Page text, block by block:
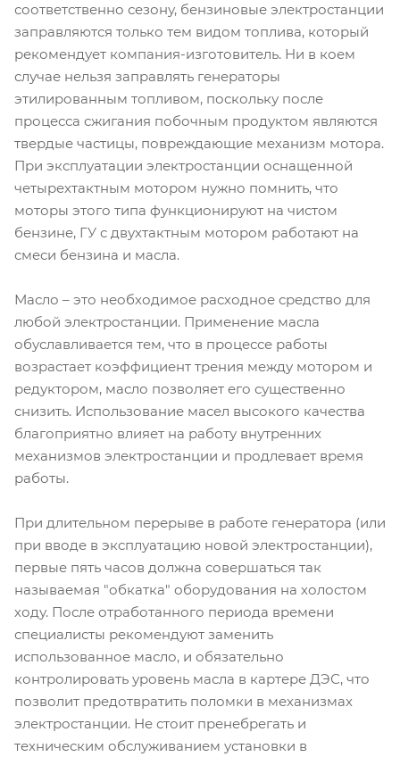
соответственно сезону, бензиновые электростанции
заправляются только тем видом топлива, который
рекомендует компания-изготовитель. Ни в коем
случае нельзя заправлять генераторы
этилированным топливом, поскольку после
процесса сжигания побочным продуктом являются
твердые частицы, повреждающие механизм мотора.
При эксплуатации электростанции оснащенной
четырехтактным мотором нужно помнить, что
моторы этого типа функционируют на чистом
бензине, ГУ с двухтактным мотором работают на
смеси бензина и масла.
Масло – это необходимое расходное средство для
любой электростанции. Применение масла
обуславливается тем, что в процессе работы
возрастает коэффициент трения между мотором и
редуктором, масло позволяет его существенно
снизить. Использование масел высокого качества
благоприятно влияет на работу внутренних
механизмов электростанции и продлевает время
работы.
При длительном перерыве в работе генератора (или
при вводе в эксплуатацию новой электростанции),
первые пять часов должна совершаться так
называемая "обкатка" оборудования на холостом
ходу. После отработанного периода времени
специалисты рекомендуют заменить
использованное масло, и обязательно
контролировать уровень масла в картере ДЭС, что
позволит предотвратить поломки в механизмах
электростанции. Не стоит пренебрегать и
техническим обслуживанием установки в